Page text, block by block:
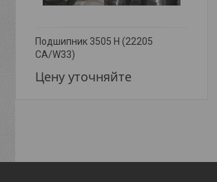
Подшипник 3505 Н (22205
CA/W33)
Цену уточняйте